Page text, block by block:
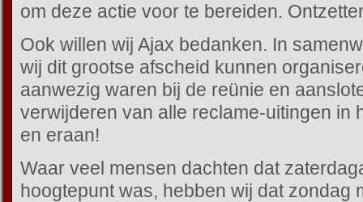
om deze actie voor te bereiden.
Ook willen wij Ajax bedanken. In
wij dit grootse afscheid kunnen
aanwezig waren bij de reünie en
verwijderen van alle reclame-uitingen in
en eraan!
Waar veel mensen dachten dat
hoogtepunt was, hebben wij dat zondag